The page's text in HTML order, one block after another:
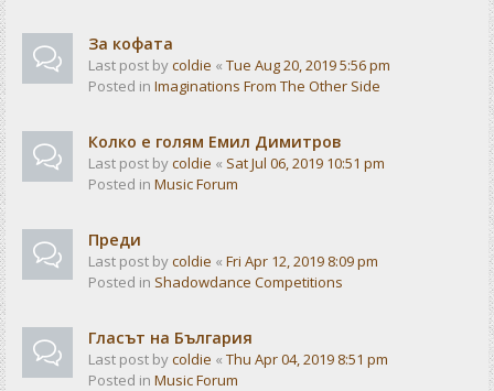
За кофата
Last post bycoldie « Tue Aug 20, 2019 5:56 pm
Posted in Imaginations From The Other Side
Колко е голям Емил Димитров
Last post bycoldie « Sat Jul 06, 2019 10:51 pm
Posted in Music Forum
Преди
Last post bycoldie « Fri Apr 12, 2019 8:09 pm
Posted in Shadowdance Competitions
Гласът на България
Last post bycoldie « Thu Apr 04, 2019 8:51 pm
Posted in Music Forum